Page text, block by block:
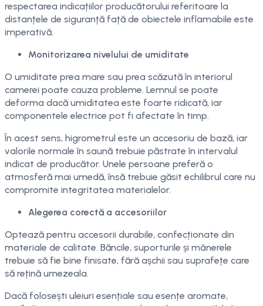
respectarea indicațiilor producătorului referitoare la
distanțele de siguranță față de obiectele inflamabile este
imperativă.
Monitorizarea nivelului de umiditate
O umiditate prea mare sau prea scăzută în interiorul
camerei poate cauza probleme. Lemnul se poate
deforma dacă umiditatea este foarte ridicată, iar
componentele electrice pot fi afectate în timp.
În acest sens, higrometrul este un accesoriu de bază, iar
valorile normale în saună trebuie păstrate în intervalul
indicat de producător. Unele persoane preferă o
atmosferă mai umedă, însă trebuie găsit echilibrul care nu
compromite integritatea materialelor.
Alegerea corectă a accesoriilor
Optează pentru accesorii durabile, confecționate din
materiale de calitate. Băncile, suporturile și mânerele
trebuie să fie bine finisate, fără așchii sau suprafețe care
să rețină umezeala.
Dacă folosești uleiuri esențiale sau esențe aromate,